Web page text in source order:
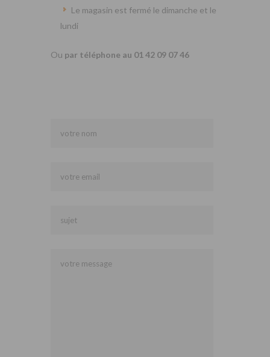
Le magasin est fermé le dimanche et le
lundi
Ou par téléphone au 01 42 09 07 46